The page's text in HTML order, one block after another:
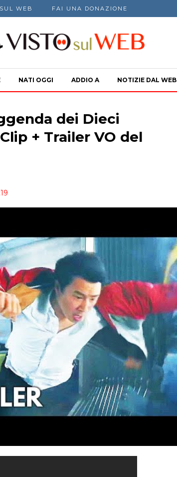
WEB FAI UNA DONAZIONE
NATI OGGI ADDIO A NOTIZIE DAL WEB
dei Dieci
+ Trailer VO del